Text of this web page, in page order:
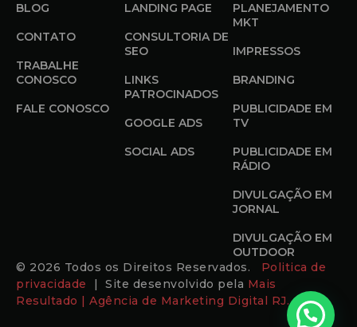
BLOG
CONTATO
TRABALHE
CONOSCO
FALE CONOSCO
LANDING PAGE
CONSULTORIA DE
SEO
LINKS
PATROCINADOS
GOOGLE ADS
SOCIAL ADS
PLANEJAMENTO
MKT
IMPRESSOS
BRANDING
PUBLICIDADE EM
TV
PUBLICIDADE EM
RÁDIO
DIVULGAÇÃO EM
JORNAL
DIVULGAÇÃO EM
OUTDOOR
© 2026 Todos os Direitos Reservados. Politica de
privacidade
| Site desenvolvido pela Mais
Resultado | Agência de Marketing Digital RJ.